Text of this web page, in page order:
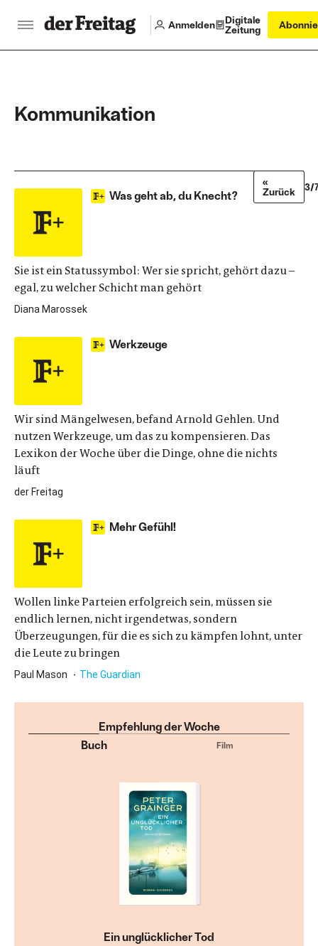
Anmelden
Digitale
Zeitung
Kommunikation
Was geht ab, du Knecht?
Sie ist ein Statussymbol: Wer sie spricht, gehört dazu –
egal, zu welcher Schicht man gehört
Diana Marossek
Werkzeuge
Wir sind Mängelwesen, befand Arnold Gehlen. Und
nutzen Werkzeuge, um das zu kompensieren. Das
Lexikon der Woche über die Dinge, ohne die nichts
läuft
der Freitag
Mehr Gefühl!
Wollen linke Parteien erfolgreich sein, müssen sie
endlich lernen, nicht irgendetwas, sondern
Überzeugungen, für die es sich zu kämpfen lohnt, unter
die Leute zu bringen
Paul Mason The Guardian
Empfehlung der Woche
Buch
Film
Ein unglücklicher Tod
«
Zurück
3/